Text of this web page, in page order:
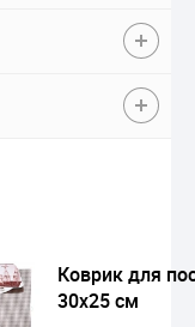
Коврик для
30х25 см